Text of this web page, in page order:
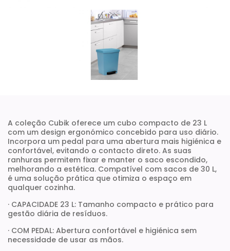
A coleção Cubik oferece um cubo compacto de 23 L
com um design ergonómico concebido para uso diário.
Incorpora um pedal para uma abertura mais higiénica e
confortável, evitando o contacto direto. As suas
ranhuras permitem fixar e manter o saco escondido,
melhorando a estética. Compatível com sacos de 30 L,
é uma solução prática que otimiza o espaço em
qualquer cozinha.
· CAPACIDADE 23 L: Tamanho compacto e prático para
gestão diária de resíduos.
· COM PEDAL: Abertura confortável e higiénica sem
necessidade de usar as mãos.